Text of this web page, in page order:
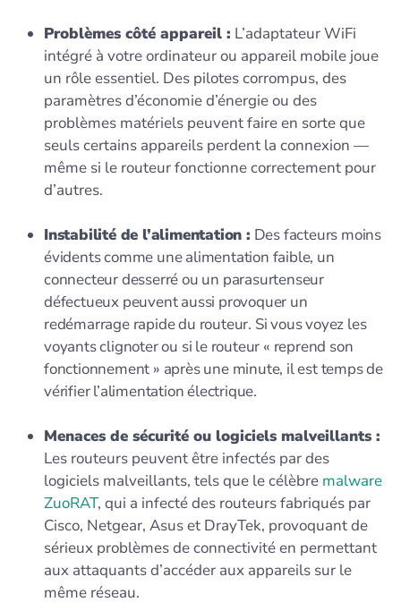
Problèmes côté appareil : L’adaptateur WiFi
intégré à votre ordinateur ou appareil mobile joue
un rôle essentiel. Des pilotes corrompus, des
paramètres d’économie d’énergie ou des
problèmes matériels peuvent faire en sorte que
seuls certains appareils perdent la connexion —
même si le routeur fonctionne correctement pour
d’autres.
Instabilité de l’alimentation : Des facteurs moins
évidents comme une alimentation faible, un
connecteur desserré ou un parasurtenseur
défectueux peuvent aussi provoquer un
redémarrage rapide du routeur. Si vous voyez les
voyants clignoter ou si le routeur « reprend son
fonctionnement » après une minute, il est temps de
vérifier l’alimentation électrique.
Menaces de sécurité ou logiciels malveillants :
Les routeurs peuvent être infectés par des
logiciels malveillants, tels que le célèbre malware
ZuoRAT, qui a infecté des routeurs fabriqués par
Cisco, Netgear, Asus et DrayTek, provoquant de
sérieux problèmes de connectivité en permettant
aux attaquants d’accéder aux appareils sur le
même réseau.